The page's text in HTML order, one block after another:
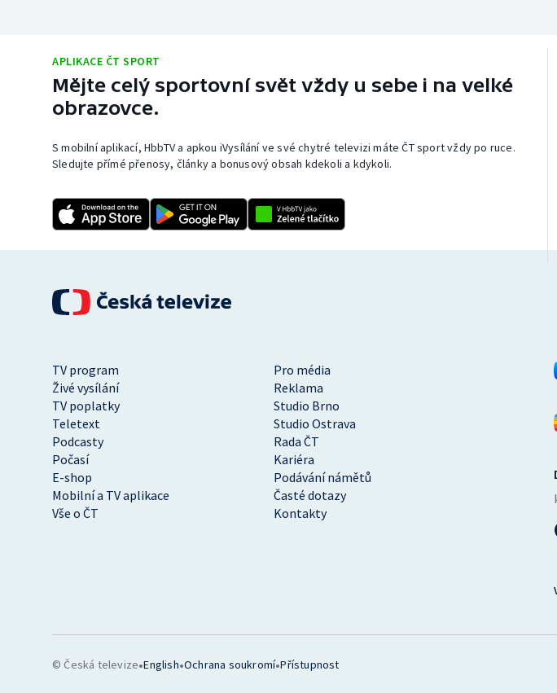
APLIKACE ČT SPORT
Mějte celý sportovní svět vždy u sebe i na velké
obrazovce.
S mobilní aplikací, HbbTV a apkou iVysílání ve své chytré televizi máte ČT sport vždy po ruce.
Sledujte přímé přenosy, články a bonusový obsah kdekoli a kdykoli.
TV program
Pro média
Živé vysílání
Reklama
TV poplatky
Studio Brno
Teletext
Studio Ostrava
Podcasty
Rada ČT
Počasí
Kariéra
E-shop
Podávání námětů
Mobilní a TV aplikace
Časté dotazy
Vše o ČT
Kontakty
© Česká televize•English•Ochrana soukromí•Přístupnost